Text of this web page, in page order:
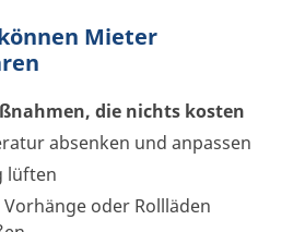
Mieter
die nichts kosten
absenken und anpassen
lüften
oder Rollläden